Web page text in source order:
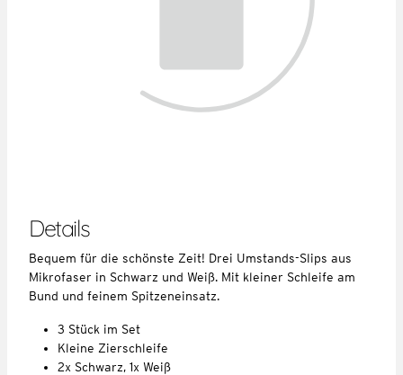
Details
Bequem für die schönste Zeit! Drei Umstands-Slips aus
Mikrofaser in Schwarz und Weiß. Mit kleiner Schleife am
Bund und feinem Spitzeneinsatz.
3 Stück im Set
Kleine Zierschleife
2x Schwarz, 1x Weiß